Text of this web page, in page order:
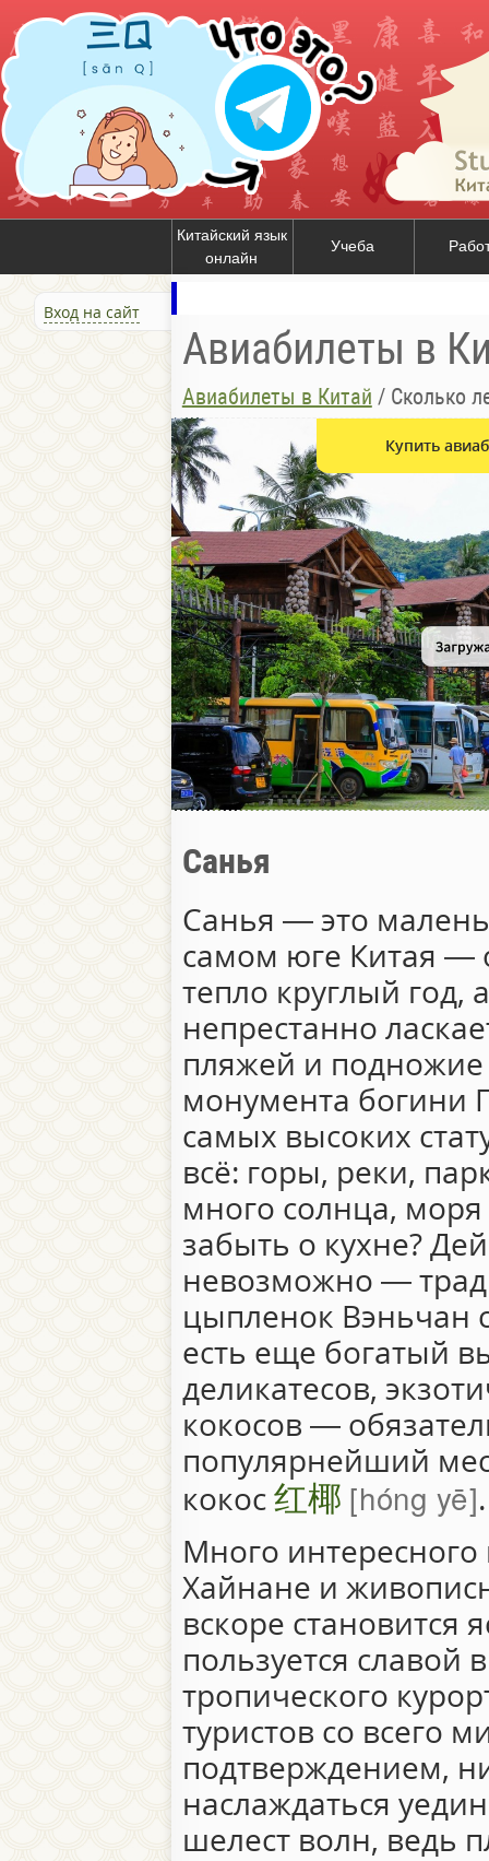
Китайский язык
онлайн
Учеба
Вход на сайт
Авиабилеты в
Авиабилеты в Китай / Сколько
Купить
Санья
Санья — это
самом юге Китая —
тепло круглый год,
непрестанно
пляжей и подножие
монумента богини
самых высоких
всё: горы, реки,
много солнца,
забыть о кухне?
невозможно —
цыпленок Вэньчан
есть еще богатый
деликатесов,
кокосов —
популярнейший
кокос红椰 hóng yē .
Много
Хайнане и
вскоре становится
пользуется славой
тропического
туристов со всего
подтверждением,
наслаждаться
шелест волн, ведь